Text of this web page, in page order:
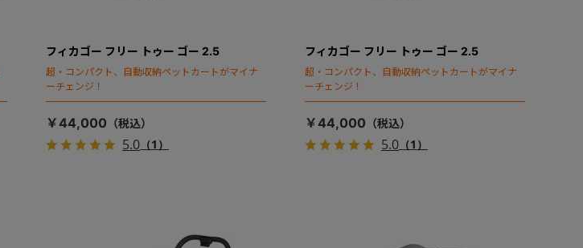
フィカゴー フリー トゥー ゴー 2.5
超・コンパクト、自動収納ペットカートがマイナ
ーチェンジ！
￥44,000
5.0（1）
フィカゴー フリー トゥー ゴー 2.5
超・コンパクト、自動収納ペットカートがマイナ
ーチェンジ！
￥44,000
5.0（1）